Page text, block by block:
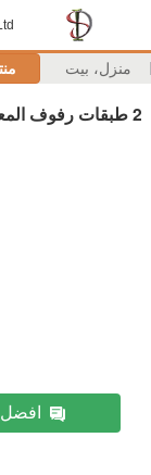
منزل، بيت
2 طبقات رفوف المعدات الرياضية هيكل ملحوم بشكل عام